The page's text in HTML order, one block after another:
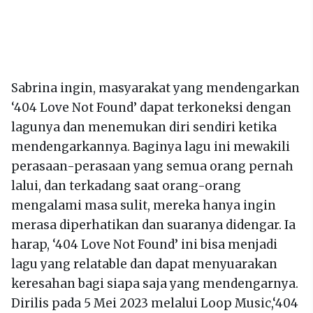
Sabrina ingin, masyarakat yang mendengarkan
‘404 Love Not Found’ dapat terkoneksi dengan
lagunya dan menemukan diri sendiri ketika
mendengarkannya. Baginya lagu ini mewakili
perasaan-perasaan yang semua orang pernah
lalui, dan terkadang saat orang-orang
mengalami masa sulit, mereka hanya ingin
merasa diperhatikan dan suaranya didengar. Ia
harap, ‘404 Love Not Found’ ini bisa menjadi
lagu yang relatable dan dapat menyuarakan
keresahan bagi siapa saja yang mendengarnya.
Dirilis pada 5 Mei 2023 melalui Loop Music,‘404